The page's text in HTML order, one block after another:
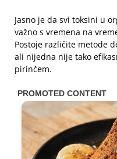
Jasno je da svi toksini u
važno s vremena na
Postoje različite metode
ali nijedna nije tako
pirinčem.